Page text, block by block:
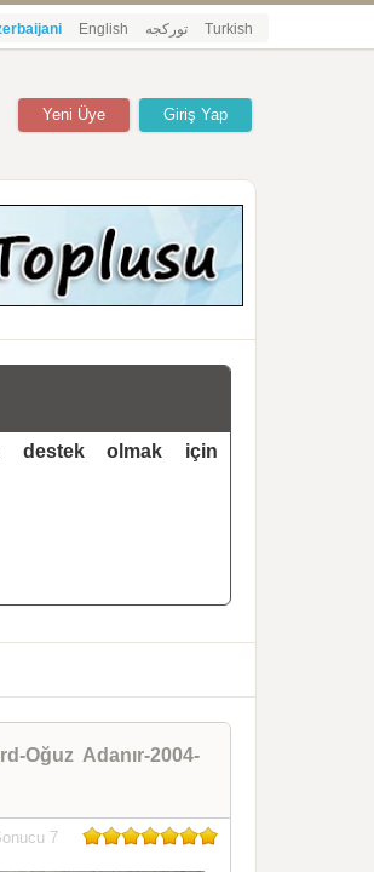
English تورکجه Turkish
Giriş Yap
Yeni Üye
destek olmak için
Oğuz Adanır-2004-
7